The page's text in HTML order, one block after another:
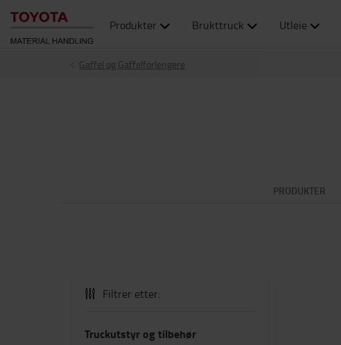
Produkter Brukttruck Utleie
Gaffel og Gaffelforlengere
PRODUKTER
Filtrer etter:
Truckutstyr og tilbehør